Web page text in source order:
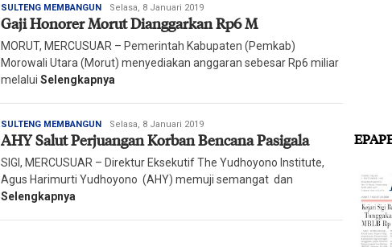
SULTENG MEMBANGUNRedaksi
Harian
Mercusuar
Selasa, 8 Januari 2019
Gaji Honorer Morut Dianggarkan Rp6 M
MORUT, MERCUSUAR – Pemerintah Kabupaten (Pemkab)
Morowali Utara (Morut) menyediakan anggaran sebesar Rp6 miliar
melalui Selengkapnya
SULTENG MEMBANGUNRedaksi
Harian
Mercusuar
Selasa, 8 Januari 2019
AHY Salut Perjuangan Korban Bencana Pasigala
SIGI, MERCUSUAR – Direktur Eksekutif The Yudhoyono Institute,
Agus Harimurti Yudhoyono (AHY) memuji semangat dan
Selengkapnya